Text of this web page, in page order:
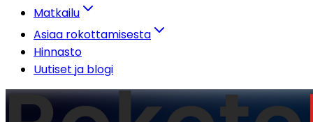
Matkailu
Asiaa rokottamisesta
Hinnasto
Uutiset ja blogi